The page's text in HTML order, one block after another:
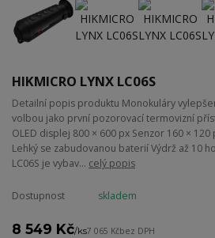
HIKMICRO LYNX LC06S
Detailní popis produktu Monokuláry
volbou jako první pozorovací termovizní
OLED displej 800 × 600 px Senzor 160 ×
Lehký se zabudovanou baterií Výdrž až 10
LC06S je vybav... celý popis
Dostupnost skladem
8 549 Kč/ks7 065 Kčbez DPH